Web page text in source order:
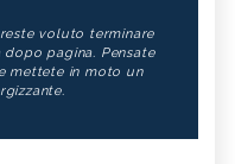
voluto terminare
pagina. Pensate
mettete in moto un